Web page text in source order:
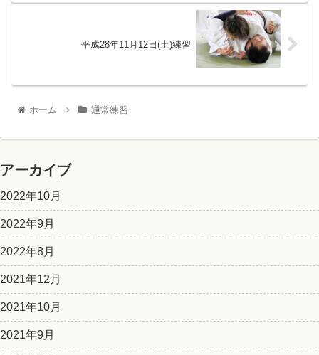
平成28年11月12日(土)練習
ホーム 通常練習
アーカイブ
2022年10月
2022年9月
2022年8月
2021年12月
2021年10月
2021年9月